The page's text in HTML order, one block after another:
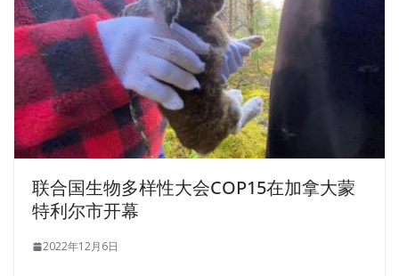
联合国生物多样性大会COP15在加拿大蒙
特利尔市开幕
2022年12月6日